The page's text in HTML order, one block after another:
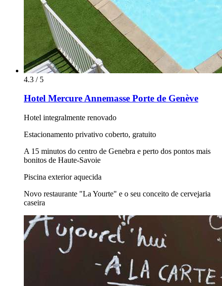
4.3 / 5
Hotel Mercure Annemasse Porte de Genève
Hotel integralmente renovado
Estacionamento privativo coberto, gratuito
A 15 minutos do centro de Genebra e perto dos pontos mais
bonitos de Haute-Savoie
Piscina exterior aquecida
Novo restaurante "La Yourte" e o seu conceito de cervejaria
caseira